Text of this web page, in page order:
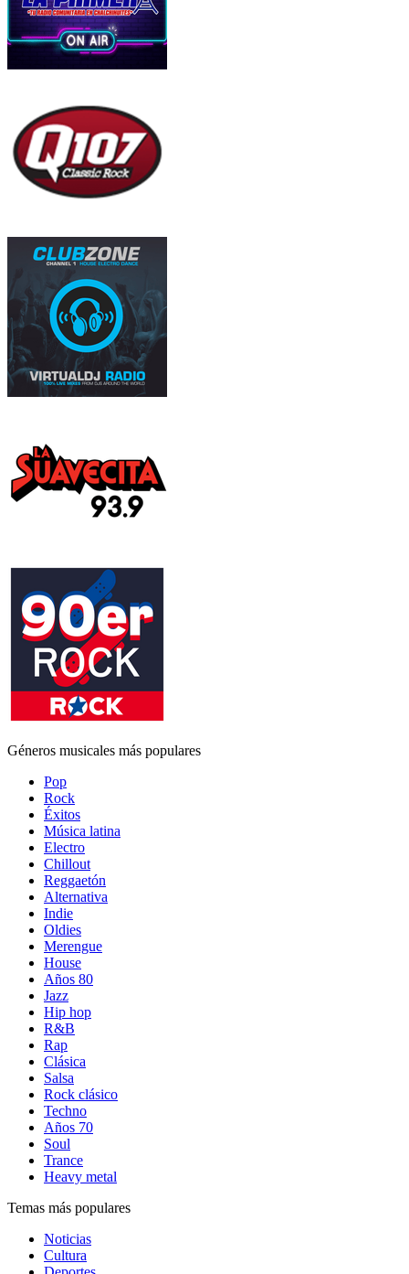
Géneros musicales más populares
Pop
Rock
Éxitos
Música latina
Electro
Chillout
Reggaetón
Alternativa
Indie
Oldies
Merengue
House
Años 80
Jazz
Hip hop
R&B
Rap
Clásica
Salsa
Rock clásico
Techno
Años 70
Soul
Trance
Heavy metal
Temas más populares
Noticias
Cultura